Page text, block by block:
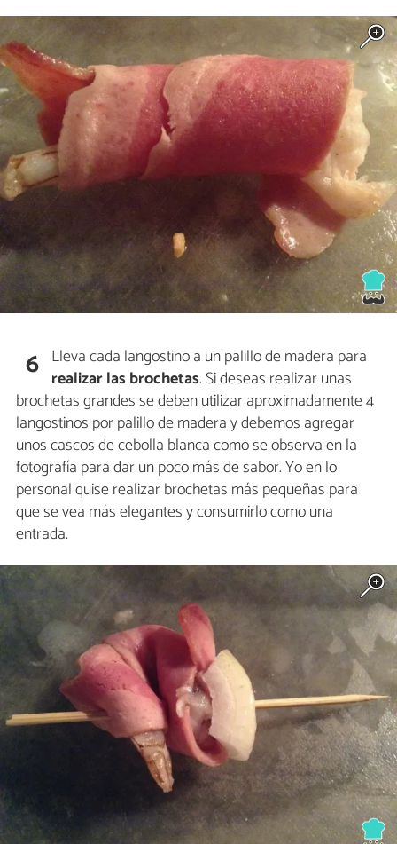
6 Lleva cada langostino a un palillo de madera para
realizar las brochetas. Si deseas realizar unas
brochetas grandes se deben utilizar aproximadamente 4
langostinos por palillo de madera y debemos agregar
unos cascos de cebolla blanca como se observa en la
fotografía para dar un poco más de sabor. Yo en lo
personal quise realizar brochetas más pequeñas para
que se vea más elegantes y consumirlo como una
entrada.